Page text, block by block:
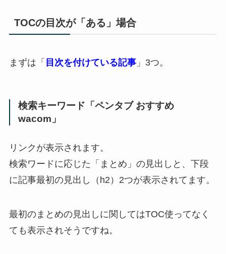
TOCの目次が「ある」場合
まずは「 目次を付けている記事」3つ。
検索キーワード「ペンタブ おすすめ
wacom」
リンクが表示されます。
検索ワードに応じた「まとめ」の見出しと、下段
に記事最初の見出し（h2）2つが表示されてます。
最初のまとめの見出しに関してはTOC使ってなく
ても表示されそうですね。